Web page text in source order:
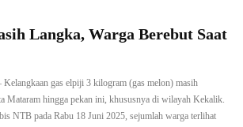
Langka, Warga Berebut Saat
gas elpiji 3 kilogram (gas melon) masih
Mataram hingga pekan ini, khususnya di wilayah Kekalik.
NTB pada Rabu 18 Juni 2025, sejumlah warga terlihat